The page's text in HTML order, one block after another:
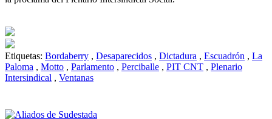
Etiquetas: Bordaberry , Desaparecidos , Dictadura , Escuadrón , La
Paloma , Motto , Parlamento , Perciballe , PIT CNT , Plenario
Intersindical , Ventanas